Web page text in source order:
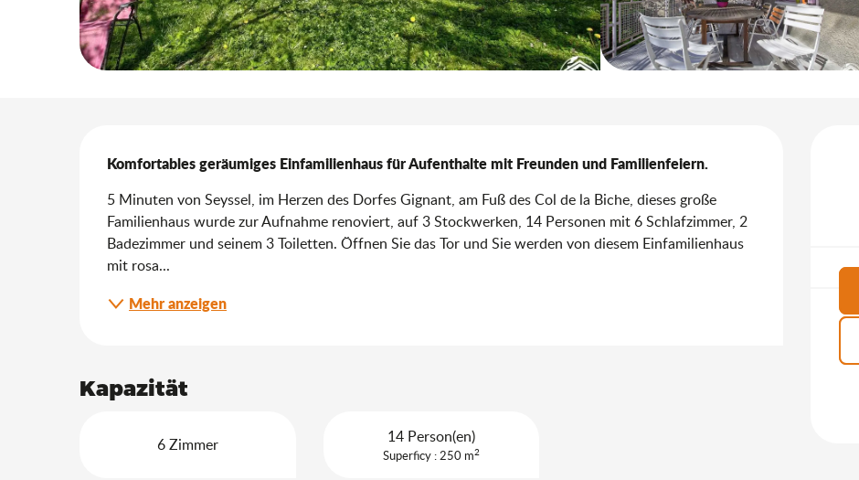
Komfortables geräumiges Einfamilienhaus für Aufenthalte mit Freunden und Familienfeiern.
5 Minuten von Seyssel, im Herzen des Dorfes Gignant, am Fuß des Col de la Biche, dieses große
Familienhaus wurde zur Aufnahme renoviert, auf 3 Stockwerken, 14 Personen mit 6 Schlafzimmer, 2
Badezimmer und seinem 3 Toiletten. Öffnen Sie das Tor und Sie werden von diesem Einfamilienhaus
mit rosa...
Mehr anzeigen
Kapazität
6 Zimmer 14 Person(en)
Superficy : 250 m2